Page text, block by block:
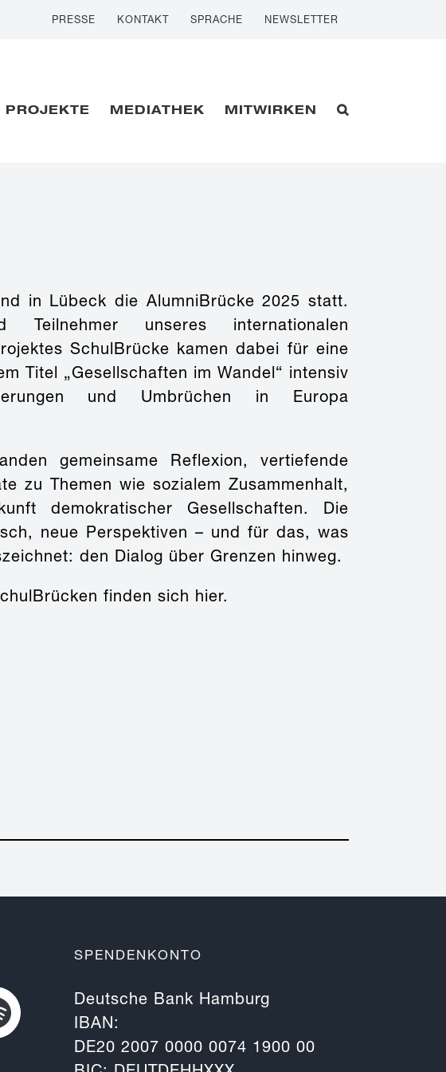
PRESSE KONTAKT SPRACHE NEWSLETTER
PROJEKTE MEDIATHEK MITWIRKEN
in Lübeck die AlumniBrücke 2025 statt.
Teilnehmer unseres internationalen
SchulBrücke kamen dabei für eine
Titel „Gesellschaften im Wandel“ intensiv
und Umbrüchen in Europa
gemeinsame Reflexion, vertiefende
zu Themen wie sozialem Zusammenhalt,
demokratischer Gesellschaften. Die
neue Perspektiven – und für das, was
den Dialog über Grenzen hinweg.
finden sich hier.
SPENDENKONTO
Deutsche Bank Hamburg
IBAN:
DE20 2007 0000 0074 1900 00